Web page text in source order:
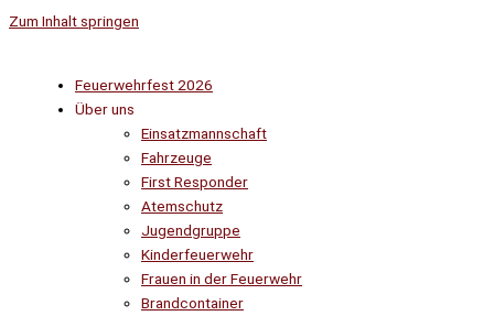
Zum Inhalt springen
Feuerwehrfest 2026
Über uns
Einsatzmannschaft
Fahrzeuge
First Responder
Atemschutz
Jugendgruppe
Kinderfeuerwehr
Frauen in der Feuerwehr
Brandcontainer